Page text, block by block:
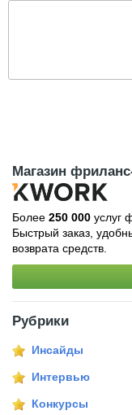
Магазин
Более 250 000 услуг
Быстрый заказ,
возврата средств.
Рубрики
Инсайды
Интервью
Конкурсы